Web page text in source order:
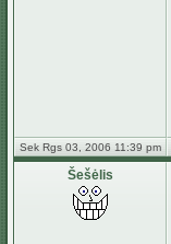
Sek Rgs 03, 2006 11:39 pm
Šešėlis